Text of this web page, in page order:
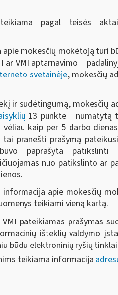
pagal teisės
mokesčių mokėtoją turi
ar VMI aptarnavimo
svetainėje, mokesčių
ir sudėtingumą, mokesčių
13 punkte numatytą
kaip per 5 darbo
pranešti prašymą
paprašyta patikslinti
nuo patikslinto ar
apie mokesčių
teikiami vieną kartą.
pateikiamas prašymas
išteklių valdymo
būdu elektroninių ryšių
teikiama informacija